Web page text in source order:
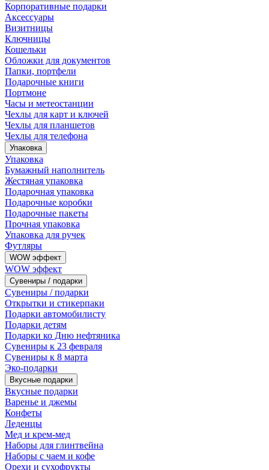
Корпоративные подарки
Аксессуары
Визитницы
Ключницы
Кошельки
Обложки для документов
Папки, портфели
Подарочные книги
Портмоне
Часы и метеостанции
Чехлы для карт и ключей
Чехлы для планшетов
Чехлы для телефона
Упаковка
Упаковка
Бумажный наполнитель
Жестяная упаковка
Подарочная упаковка
Подарочные коробки
Подарочные пакеты
Прочная упаковка
Упаковка для ручек
Футляры
WOW эффект
WOW эффект
Сувениры / подарки
Сувениры / подарки
Открытки и стикерпаки
Подарки автомобилисту
Подарки детям
Подарки ко Дню нефтяника
Сувениры к 23 февраля
Сувениры к 8 марта
Эко-подарки
Вкусные подарки
Вкусные подарки
Варенье и джемы
Конфеты
Леденцы
Мед и крем-мед
Наборы для глинтвейна
Наборы с чаем и кофе
Орехи и сухофрукты